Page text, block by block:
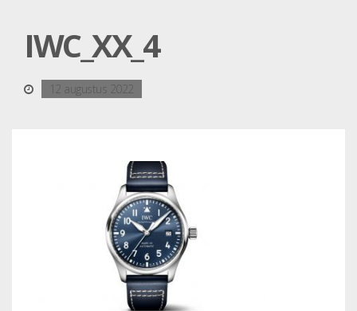
IWC_XX_4
12 augustus 2022